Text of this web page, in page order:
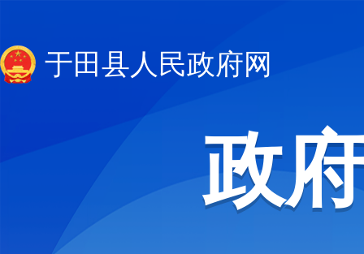
于田县人民政府网
政